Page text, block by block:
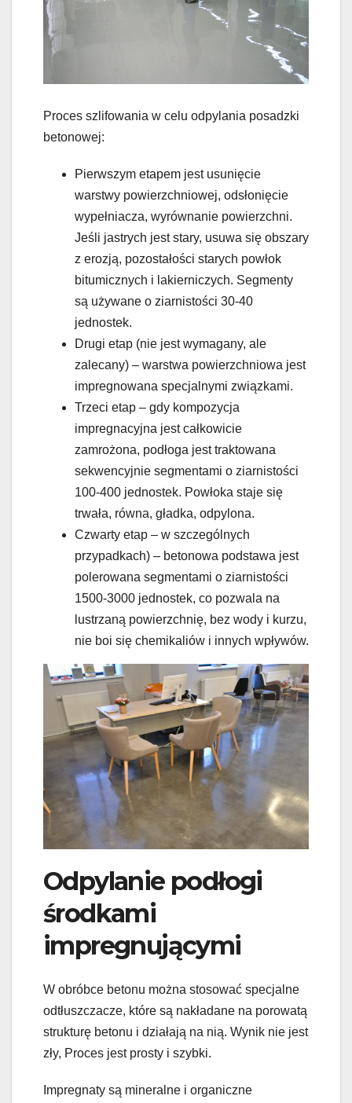
Proces szlifowania w celu odpylania posadzki
betonowej:
Pierwszym etapem jest usunięcie
warstwy powierzchniowej, odsłonięcie
wypełniacza, wyrównanie powierzchni.
Jeśli jastrych jest stary, usuwa się obszary
z erozją, pozostałości starych powłok
bitumicznych i lakierniczych. Segmenty
są używane o ziarnistości 30-40
jednostek.
Drugi etap (nie jest wymagany, ale
zalecany) – warstwa powierzchniowa jest
impregnowana specjalnymi związkami.
Trzeci etap – gdy kompozycja
impregnacyjna jest całkowicie
zamrożona, podłoga jest traktowana
sekwencyjnie segmentami o ziarnistości
100-400 jednostek. Powłoka staje się
trwała, równa, gładka, odpylona.
Czwarty etap – w szczególnych
przypadkach) – betonowa podstawa jest
polerowana segmentami o ziarnistości
1500-3000 jednostek, co pozwala na
lustrzaną powierzchnię, bez wody i kurzu,
nie boi się chemikaliów i innych wpływów.
Odpylanie podłogi
środkami
impregnującymi
W obróbce betonu można stosować specjalne
odtłuszczacze, które są nakładane na porowatą
strukturę betonu i działają na nią. Wynik nie jest
zły, Proces jest prosty i szybki.
Impregnaty są mineralne i organiczne